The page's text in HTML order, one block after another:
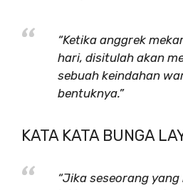
“Ketika anggrek
hari, disitulah akan
sebuah keindahan
bentuknya.”
KATA KATA BUNGA
“Jika seseorang